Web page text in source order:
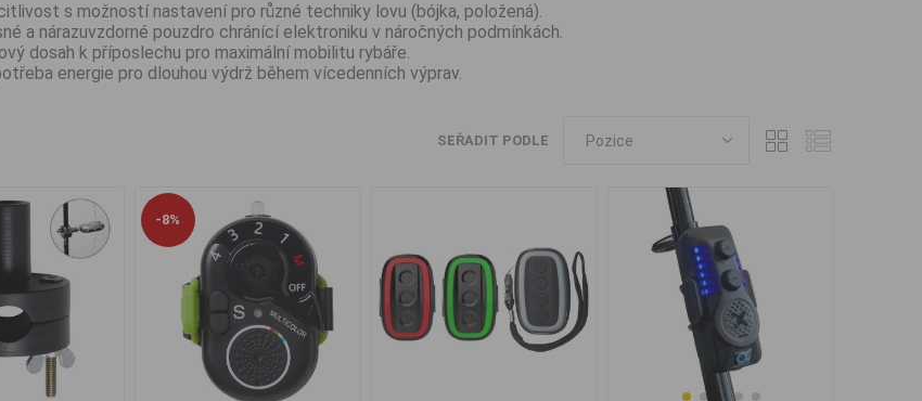
s možností nastavení pro různé techniky lovu (bójka, položená).
a nárazuvzdorné pouzdro chránící elektroniku v náročných podmínkách.
dosah k příposlechu pro maximální mobilitu rybáře.
energie pro dlouhou výdrž během vícedenních výprav.
SEŘADIT PODLE
-8%